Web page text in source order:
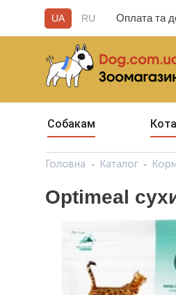
UA RU Оплата та
Собакам
Головна Каталог
Optimeal